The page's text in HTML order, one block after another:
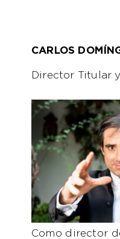
CARLOS
Director Titular
Como director